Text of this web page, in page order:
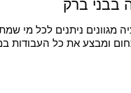
בבני ברק
מגוונים ניתנים לכל
ומבצע את כל העבודות